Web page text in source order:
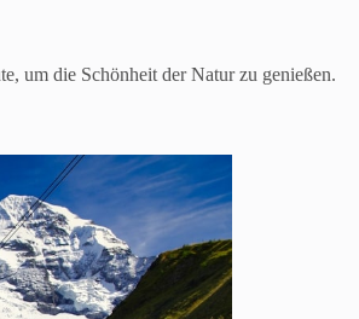
um die Schönheit der Natur zu genießen.